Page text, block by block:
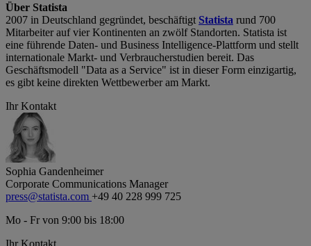
Über Statista
2007 in Deutschland gegründet, beschäftigt Statista rund 700
Mitarbeiter auf vier Kontinenten an zwölf Standorten. Statista ist
eine führende Daten- und Business Intelligence-Plattform und stellt
internationale Markt- und Verbraucherstudien bereit. Das
Geschäftsmodell "Data as a Service" ist in dieser Form einzigartig,
es gibt keine direkten Wettbewerber am Markt.
Ihr Kontakt
Sophia Gandenheimer
Corporate Communications Manager
press@statista.com +49 40 228 999 725
Mo - Fr von 9:00 bis 18:00
Ihr Kontakt